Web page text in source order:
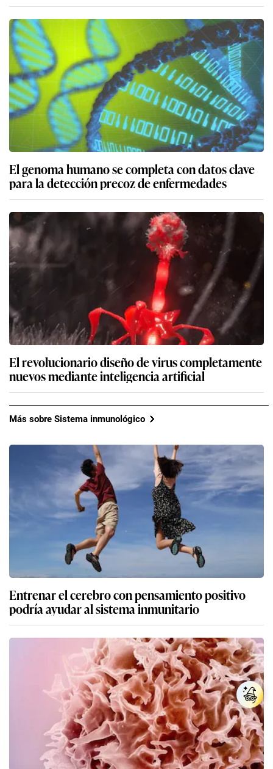
El genoma humano se completa con datos clave
para la detección precoz de enfermedades
El revolucionario diseño de virus completamente
nuevos mediante inteligencia artificial
Más sobre Sistema inmunológico
Entrenar el cerebro con pensamiento positivo
podría ayudar al sistema inmunitario